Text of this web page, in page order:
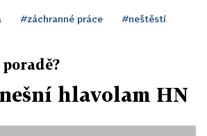
#záchranné práce #neštěstí
hlavolam HN